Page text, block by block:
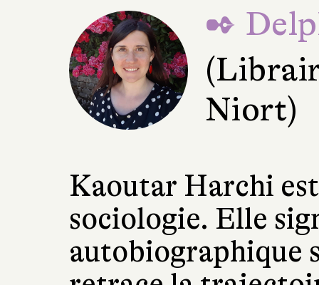
✒
Niort)
Kaoutar Harchi
sociologie. Elle
autobiographique